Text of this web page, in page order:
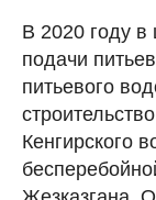
В 2020 году
подачи
питьевого
Кенгирского